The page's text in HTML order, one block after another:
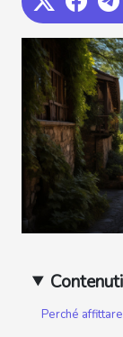
Contenuti
Perché